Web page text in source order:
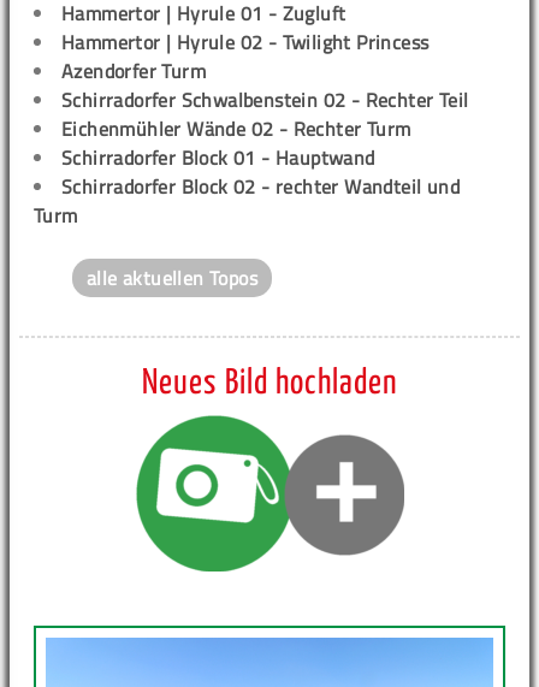
Hammertor | Hyrule 01 - Zugluft
Hammertor | Hyrule 02 - Twilight Princess
Azendorfer Turm
Schirradorfer Schwalbenstein 02 - Rechter Teil
Eichenmühler Wände 02 - Rechter Turm
Schirradorfer Block 01 - Hauptwand
Schirradorfer Block 02 - rechter Wandteil und
Turm
alle aktuellen Topos
Neues Bild hochladen